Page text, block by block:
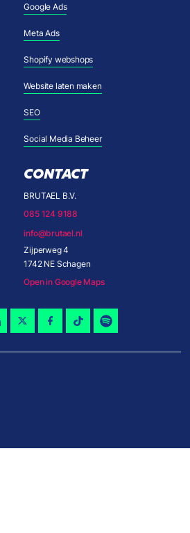
Google Ads
Meta Ads
Shopify webshops
Website laten maken
SEO
Social Media Beheer
CONTACT
BRUTAEL B.V.
085 124 9188
info@brutael.nl
Zijperweg 4
1742 NE Schagen
Open in Google Maps